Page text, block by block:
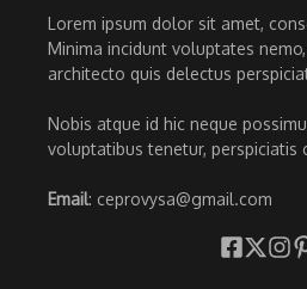
Lorem ipsum dolor sit amet,
Minima incidunt voluptates
architecto quis delectus
Nobis atque id hic neque
voluptatibus tenetur, perspiciatis
Email: ceprovysa@gmail.com